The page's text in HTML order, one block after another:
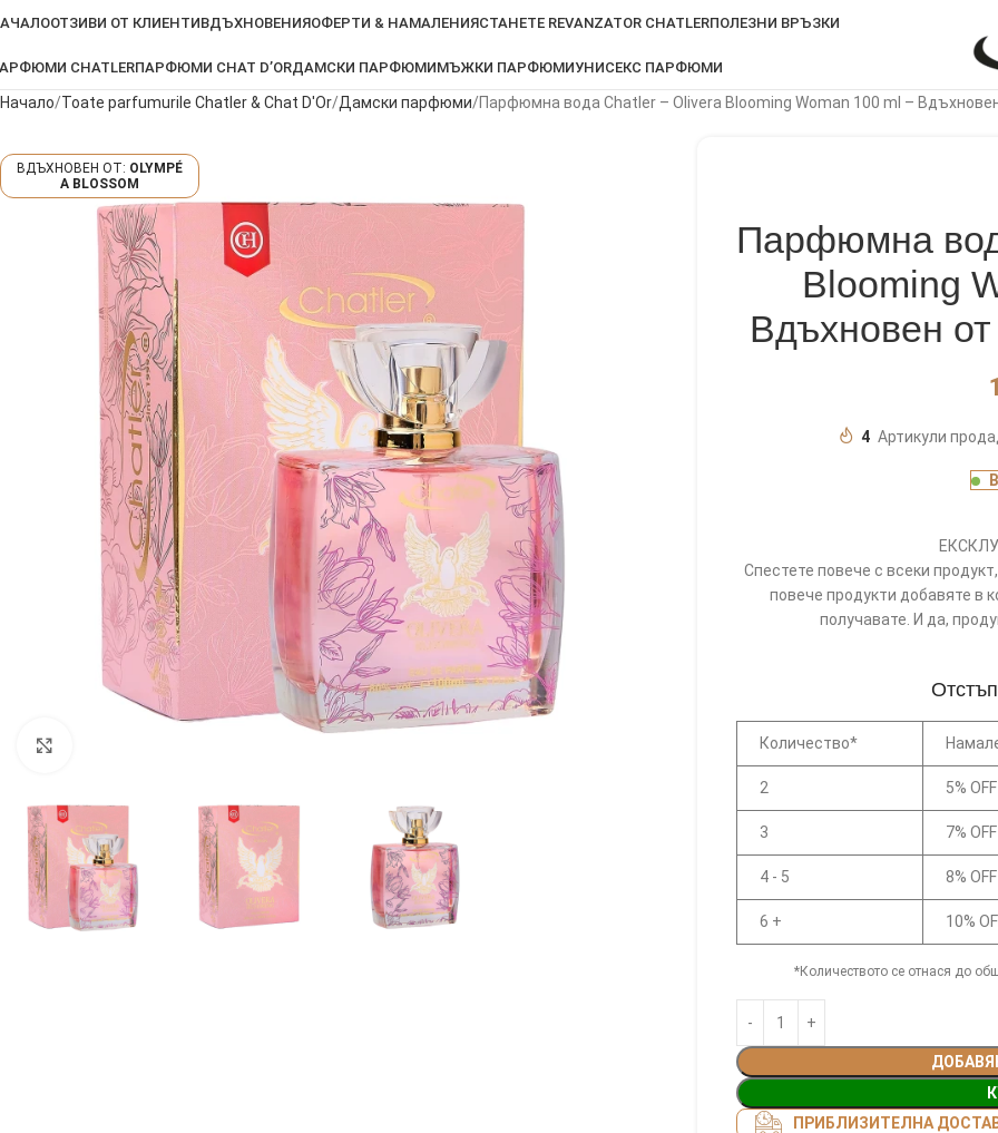
ОТЗИВИ ОТ КЛИЕНТИВДЪХНОВЕНИЯОФЕРТИ & НАМАЛЕНИЯСТАНЕТЕ REVANZATOR CHATLERПОЛЕЗНИ ВРЪЗКИ
CHATLERПАРФЮМИ CHAT D’ORДАМСКИ ПАРФЮМИМЪЖКИ ПАРФЮМИУНИСЕКС ПАРФЮМИ
Начало Toate parfumurile Chatler & Chat D'Or Дамски парфюми Парфюмна вода Chatler – Olivera Blooming Woman 100 ml –
OLYMPÉ
A BLOSSOM
Парфюмна
Blooming
Вдъхновен
4 Артикули
Спестете повече с всеки
повече продукти добавяте в
получавате. И да,
Количество*
2 5% OFF
3 7% OFF
4 - 5 8% OFF
6 + 10%
*Количеството се отнася до
ПРИБЛИЗИТЕЛНА